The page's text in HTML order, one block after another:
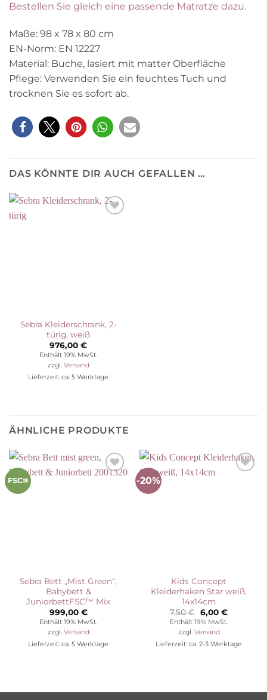
Bestellen Sie gleich eine passende Matratze dazu.
Maße: 98 x 78 x 80 cm
EN-Norm: EN 12227
Material: Buche, lasiert mit matter Oberfläche
Pflege: Verwenden Sie ein feuchtes Tuch und
trocknen Sie es sofort ab.
DAS KÖNNTE DIR AUCH GEFALLEN …
Sebra Kleiderschrank, 2-
türig, weiß
976,00 €
Enthält 19% MwSt.
zzgl. Versand
Lieferzeit: ca. 5 Werktage
ÄHNLICHE PRODUKTE
FSC®
Sebra Bett „Mist Green“,
Babybett &
JuniorbettFSC™ Mix
999,00 €
Enthält 19% MwSt.
zzgl. Versand
Lieferzeit: ca. 5 Werktage
-20%
Kids Concept
Kleiderhaken Star weiß,
14x14cm
7,50€ Ursprünglicher
Preis
war:
7,50 €
6,00 €Aktueller
ist:
Enthält 19% MwSt.
zzgl. Versand
Lieferzeit: ca. 2-3 Werktage